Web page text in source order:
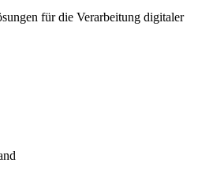
für die Verarbeitung digitaler